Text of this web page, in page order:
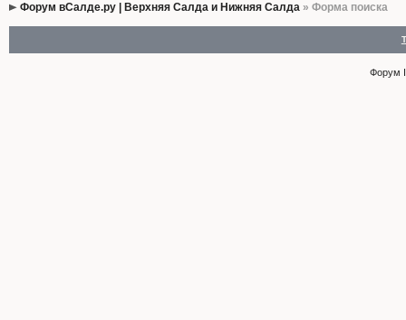
Форум вСалде.ру | Верхняя Салда и Нижняя Салда» Форма поиска
Форум